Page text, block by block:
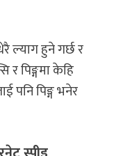
ल्याग हुने गर्छ र
पिङ्गमा केहि
पनि पिङ्ग भनेर